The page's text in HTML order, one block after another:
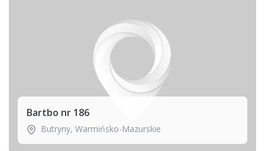
Bartbo nr 186
Butryny, Warmińsko-Mazurskie